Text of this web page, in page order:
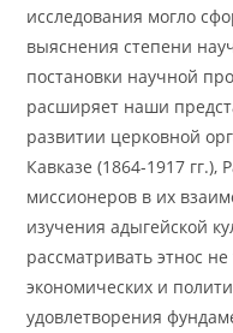
исследования могло
выяснения степени
постановки научной
расширяет наши
развитии церковной
Кавказе (1864-1917 гг.),
миссионеров в их
изучения адыгейской
рассматривать этнос
экономических и
удовлетворения